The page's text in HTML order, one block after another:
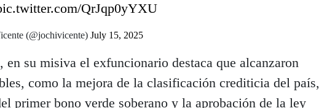
QrJqp0yYXU
(@jochivicente) July 15, 2025
en su misiva el exfuncionario destaca que alcanzaron
como la mejora de la clasificación crediticia del país,
primer bono verde soberano y la aprobación de la ley